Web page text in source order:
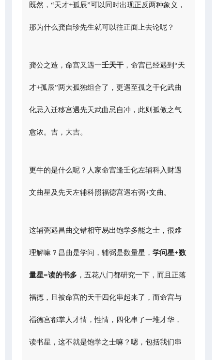
既然，“天才+孤辰”可以同时出现正反两种象义，
那为什么龚自珍先生就可以往正面上去论呢？
龚公之造，命宫又遇一壬天干 ，命宫已经遇到“天
才+孤辰”两大孤独组合了，更遇至孤之干化武曲
化忌入迁移宫遇先天武曲忌自冲，此则孤傲之气
愈浓。吉，大吉。
更牛的是什么呢？人家命宫逢壬化左辅科入财遇
文曲星及先天左辅科照福德宫遇右弼+文曲。
这辅弼遇昌曲交错相守易出饱学多能之士，很难
理解嘛？昌曲是学问，辅弼是数量星， 学问星+数
量星=读的书多 ，五花八门都研究一下，而且正落
福德，且被命宫的天干四化串起来了，而命宫与
福德宫都掌人才情，性情，四化串了一堆才华，
读书星，这不就是饱学之士嘛？嗯，包括我们串